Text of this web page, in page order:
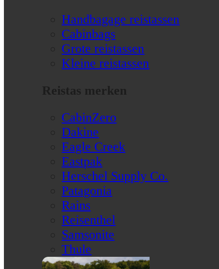
Handbagage reistassen
Cabinbags
Grote reistassen
Kleine reistassen
Reistas merken
CabinZero
Dakine
Eagle Creek
Eastpak
Herschel Supply Co.
Patagonia
Rains
Reisenthel
Samsonite
Thule